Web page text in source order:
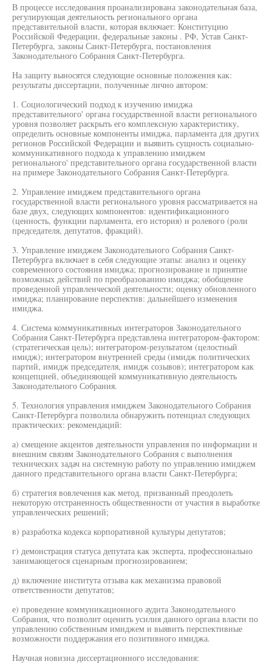
В процессе исследования проанализирована законодательная база,
регулирующая деятельность регионального органа
представительной власти, которая включает: Конституцию
Российской Федерации, федеральные законы . РФ, Устав Санкт-
Петербурга, законы Санкт-Петербурга, постановления
Законодательного Собрания Санкт-Петербурга.
На защиту выносятся следующие основные положения как:
результаты диссертации, полученные лично автором:
1. Социологический подход к изучению имиджа
представительного' органа государственной власти регионального
уровня позволяет раскрыть его комплексную характеристику,
определить основные компоненты имиджа, парламента для других
регионов Российской Федерации и выявить сущность социально-
коммуникативного подхода к управлению имиджем
регионального' представительного органа государственной власти
на примере Законодательного Собрания Санкт-Петербурга.
2. Управление имиджем представительного органа
государственной власти регионального уровня рассматривается на
базе двух, следующих компонентов: идентификационного
(ценность, функции парламента, его история) и ролевого (роли
председателя, депутатов, фракций).
3. Управление имиджем Законодательного Собрания Санкт-
Петербурга включает в себя следующие этапы: анализ и оценку
современного состояния имиджа; прогнозирование и принятие
возможных действий по преобразованию имиджа; обобщение
проведенной управленческой деятельности; оценку обновленного
имиджа; планирование перспектив: дальнейшего изменения
имиджа.
4. Система коммуникативных интеграторов Законодательного
Собрания Санкт-Петербурга представлена интегратором-фактором:
(стратегическая цель); интегратором-результатом (целостный
имидж); интегратором внутренней среды (имидж политических
партий, имидж председателя, имидж созывов); интегратором как
концепцией, объединяющей коммуникативную деятельность
Законодательного Собрания.
5. Технология управления имиджем Законодательного Собрания
Санкт-Петербурга позволила обнаружить потенциал следующих
практических: рекомендаций:
а) смещение акцентов деятельности управления по информации и
внешним связям Законодательного Собрания с выполнения
технических задач на системную работу по управлению имиджем
данного представительного органа власти Санкт-Петербурга;
б) стратегия вовлечения как метод, призванный преодолеть
некоторую отстраненность общественности от участия в выработке
управленческих решений;
в) разработка кодекса корпоративной культуры депутатов;
г) демонстрация статуса депутата как эксперта, профессионально
занимающегося сценарным прогнозированием;
д) включение института отзыва как механизма правовой
ответственности депутатов;
е) проведение коммуникационного аудита Законодательного
Собрания, что позволит оценить усилия данного органа власти по
управлению собственным имиджем и выявить перспективные
возможности поддержания его позитивного имиджа.
Научная новизна диссертационного исследования: